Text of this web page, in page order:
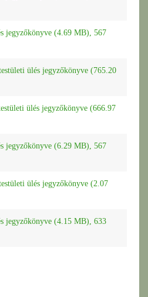
jegyzőkönyve (4.69 MB), 567
ülés jegyzőkönyve (765.20
ülés jegyzőkönyve (666.97
jegyzőkönyve (6.29 MB), 567
ülés jegyzőkönyve (2.07
jegyzőkönyve (4.15 MB), 633